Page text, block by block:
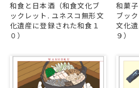
和食と日本酒（和食文化ブ
ックレット. ユネスコ無形文
化遺産に登録された和食１
０）
和菓
ブッ
文化
９）